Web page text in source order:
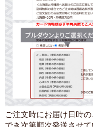
ご注文時にお届け日時